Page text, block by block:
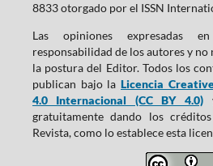
8833 otorgado por el ISSN
Las opiniones expresadas
responsabilidad de los autores y no
la postura del Editor. Todos los
publican bajo la Licencia
4.0 Internacional (CC BY 4.0)
gratuitamente dando los
Revista, como lo establece esta